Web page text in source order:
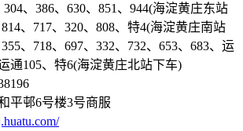
、386、630、851、944(海淀黄庄东站
、717、320、808、特4(海淀黄庄南站
、718、697、332、732、653、683、运
通105、特6(海淀黄庄北站下车)
平邨6号楼3号商服